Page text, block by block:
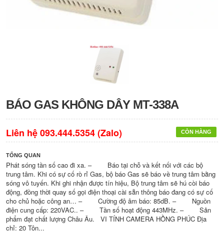
BÁO GAS KHÔNG DÂY MT-338A
CÒN HÀNG
Liên hệ 093.444.5354 (Zalo)
TỔNG QUAN
Phát sóng tần số cao đi xa. – Báo tại chỗ và kết nối với các bộ
trung tâm. Khi có sự cố rò rỉ Gas, bộ báo Gas sẽ báo về trung tâm bằng
sóng vô tuyến. Khi ghi nhận được tín hiệu, Bộ trung tâm sẽ hú còi báo
động, đồng thời quay số gọi điện thoại cài sẵn thông báo đang có sự cố
cho chủ hoặc công an… – Cường độ âm báo: 85dB. – Nguồn
điện cung cấp: 220VAC.. – Tần số hoạt động 443MHz. – Sản
phẩm đạt chất lượng Châu Âu. VI TÍNH CAMERA HỒNG PHÚC Địa
chỉ: 20 Tôn...